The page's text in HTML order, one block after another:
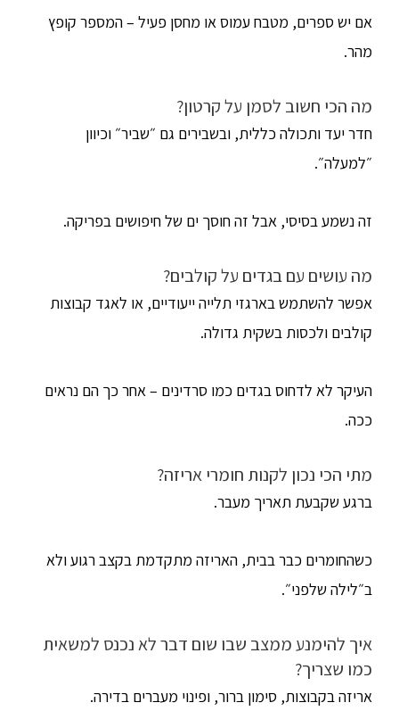
אם יש ספרים, מטבח עמוס או מחסן פעיל – המספר קופץ
מהר.
מה הכי חשוב לסמן על קרטון?
חדר יעד ותכולה כללית, ובשבירים גם ״שביר״ וכיוון
״למעלה״.
זה נשמע בסיסי, אבל זה חוסך ים של חיפושים בפריקה.
מה עושים עם בגדים על קולבים?
אפשר להשתמש בארגזי תלייה ייעודיים, או לאגד קבוצות
קולבים ולכסות בשקית גדולה.
העיקר לא לדחוס בגדים כמו סרדינים – אחר כך הם נראים
ככה.
מתי הכי נכון לקנות חומרי אריזה?
ברגע שקבעת תאריך מעבר.
כשהחומרים כבר בבית, האריזה מתקדמת בקצב רגוע ולא
ב״לילה שלפני״.
איך להימנע ממצב שבו שום דבר לא נכנס למשאית
כמו שצריך?
אריזה בקבוצות, סימון ברור, ופינוי מעברים בדירה.